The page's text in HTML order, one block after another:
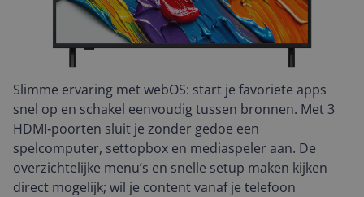
Slimme ervaring met webOS: start je favoriete apps
snel op en schakel eenvoudig tussen bronnen. Met 3
HDMI‑poorten sluit je zonder gedoe een
spelcomputer, settopbox en mediaspeler aan. De
overzichtelijke menu’s en snelle setup maken kijken
direct mogelijk; wil je content vanaf je telefoon